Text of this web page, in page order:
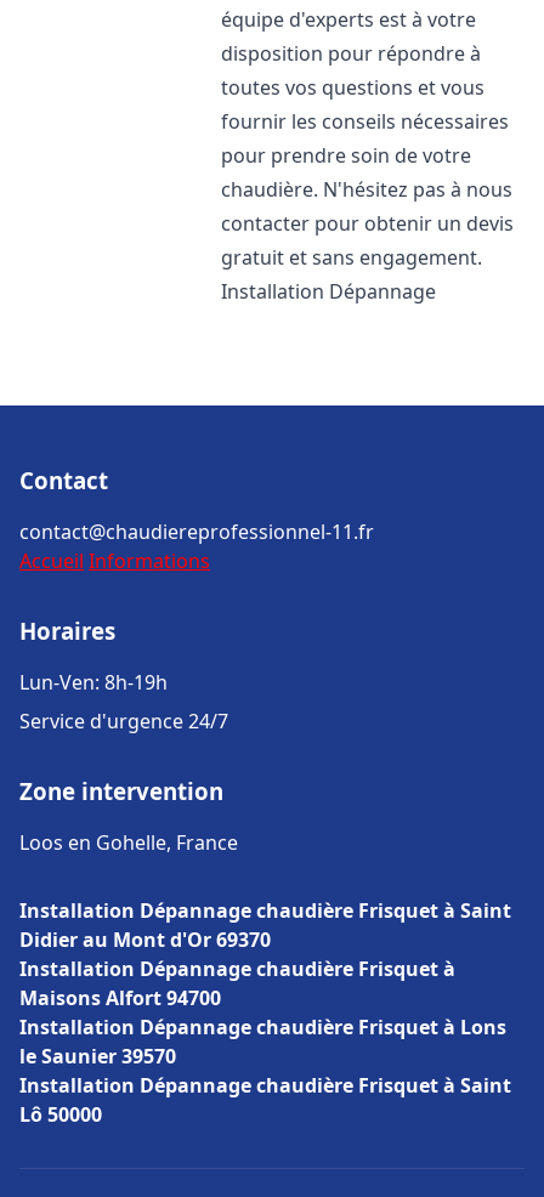
équipe d'experts est à votre
disposition pour répondre à
toutes vos questions et vous
fournir les conseils nécessaires
pour prendre soin de votre
chaudière. N'hésitez pas à nous
contacter pour obtenir un devis
gratuit et sans engagement.
Installation Dépannage
Contact
contact@chaudiereprofessionnel-11.fr
Accueil Informations
Horaires
Lun-Ven: 8h-19h
Service d'urgence 24/7
Zone intervention
Loos en Gohelle, France
Installation Dépannage chaudière Frisquet à Saint
Didier au Mont d'Or 69370
Installation Dépannage chaudière Frisquet à
Maisons Alfort 94700
Installation Dépannage chaudière Frisquet à Lons
le Saunier 39570
Installation Dépannage chaudière Frisquet à Saint
Lô 50000